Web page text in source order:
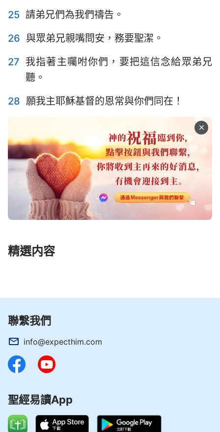
25 請弟兄們為我們禱告。
26 與眾弟兄親嘴問安，務要聖潔。
27 我指著主囑咐你們，要把這信念給眾弟兄
聽。
28 願我主耶穌基督的恩常與你們同在！
精選内容
聯繫我們
info@expecthim.com
聖經易讀App